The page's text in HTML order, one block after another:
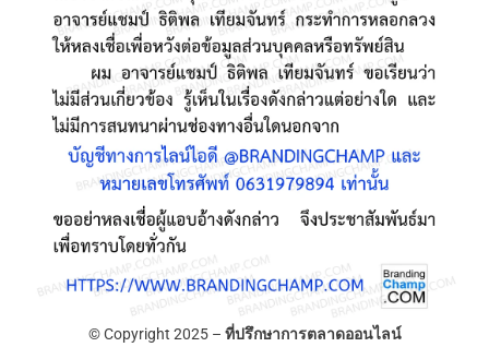
© Copyright 2025 – ที่ปรึกษาการตลาดออนไลน์